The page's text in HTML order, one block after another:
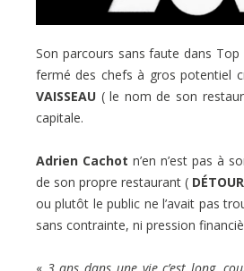
Son parcours sans faute dans
fermé des chefs à gros potentiel
VAISSEAU ( le nom de son
capitale.
Adrien Cachot n’en n’est pas à
de son propre restaurant ( DÉTOUR
ou plutôt le public ne l’avait pas
sans contrainte, ni pression
« 3 ans dans une vie c’est long,